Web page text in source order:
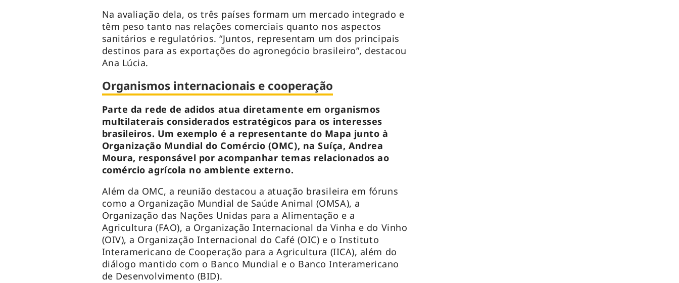
Na avaliação dela, os três países formam um mercado integrado e
têm peso tanto nas relações comerciais quanto nos aspectos
sanitários e regulatórios. “Juntos, representam um dos principais
destinos para as exportações do agronegócio brasileiro”, destacou
Ana Lúcia.
Organismos internacionais e cooperação
Parte da rede de adidos atua diretamente em organismos
multilaterais considerados estratégicos para os interesses
brasileiros. Um exemplo é a representante do Mapa junto à
Organização Mundial do Comércio (OMC), na Suíça, Andrea
Moura, responsável por acompanhar temas relacionados ao
comércio agrícola no ambiente externo.
Além da OMC, a reunião destacou a atuação brasileira em fóruns
como a Organização Mundial de Saúde Animal (OMSA), a
Organização das Nações Unidas para a Alimentação e a
Agricultura (FAO), a Organização Internacional da Vinha e do Vinho
(OIV), a Organização Internacional do Café (OIC) e o Instituto
Interamericano de Cooperação para a Agricultura (IICA), além do
diálogo mantido com o Banco Mundial e o Banco Interamericano
de Desenvolvimento (BID).